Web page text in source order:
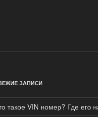
ЗАПИСИ
такое VIN номер? Где его